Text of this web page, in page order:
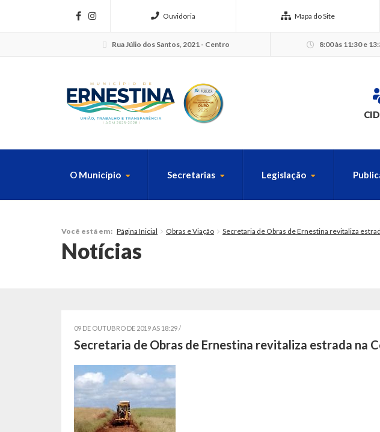
Ouvidoria Mapa do Site
Rua Júlio dos Santos, 2021 - Centro 8:00 às 11:30 e
O Município Secretarias Legislação
Você está em: Página Inicial Obras e Viação Secretaria de Obras de Ernestina revitaliza
Notícias
09 DE OUTUBRO DE 2019 AS 18:29 /
Secretaria de Obras de Ernestina revitaliza estrada na